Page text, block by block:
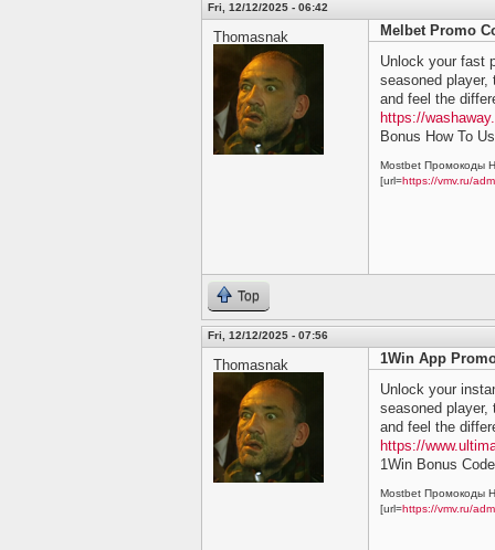
Fri, 12/12/2025 - 06:42
Thomasnak
Melbet Promo
Unlock your fast
seasoned
and feel the
https://
Bonus How To
Mostbet Промокоды
[url=https://vmv.ru/
Top
Fri, 12/12/2025 - 07:56
Thomasnak
1Win App
Unlock your
seasoned
and feel the
https://
1Win Bonus
Mostbet Промокоды
[url=https://vmv.ru/